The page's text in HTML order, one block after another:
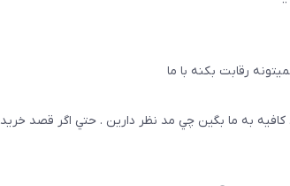
رقابت بكنه با ما
كافيه به ما بگين چي مد نظر دارين . حتي اگر قصد خريد